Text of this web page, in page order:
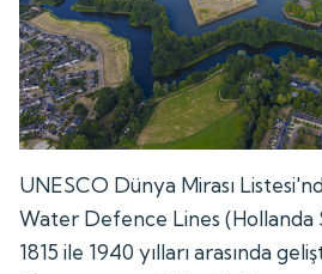
UNESCO Dünya Mirası
Water Defence Lines (Hollanda
1815 ile 1940 yılları arasında